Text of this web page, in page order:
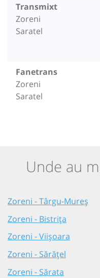
Transmixt
Zoreni
Saratel
Fanetrans
Zoreni
Saratel
Unde au
Zoreni - Târgu-Mureș
Zoreni - Bistrița
Zoreni - Viișoara
Zoreni - Sărățel
Zoreni - Sărata